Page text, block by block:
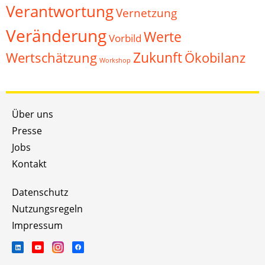
VerantwortungVernetzung
VeränderungVorbild Werte
Wertschätzung Workshop ZukunftÖkobilanz
Über uns
Presse
Jobs
Kontakt
Datenschutz
Nutzungsregeln
Impressum